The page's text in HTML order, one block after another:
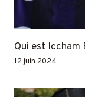
Qui est Iccham
12 juin 2024